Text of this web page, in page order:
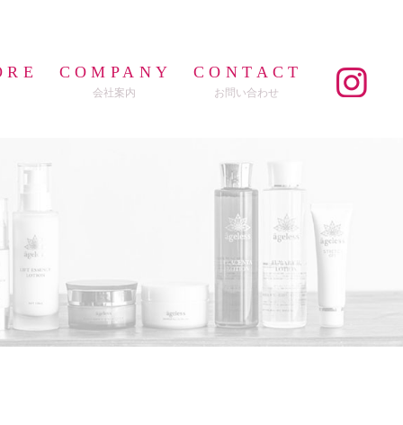
COMPANY
会社案内
CONTACT
お問い合わせ